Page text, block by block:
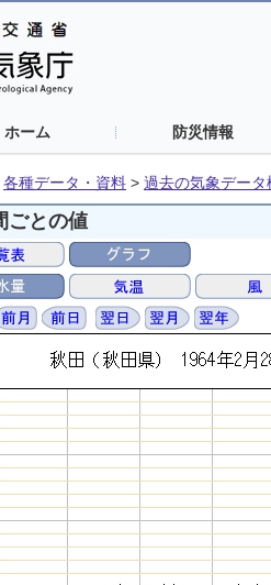
ホーム 防災情報
各種データ・資料 > 過去の気象データ
ごとの値